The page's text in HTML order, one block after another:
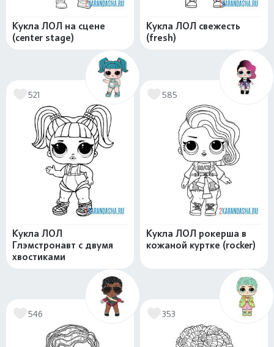
Кукла ЛОЛ на сцене
(center stage)
Кукла ЛОЛ свежесть
(fresh)
521
Кукла ЛОЛ
Глэмстронавт с двумя
хвостиками
585
Кукла ЛОЛ рокерша в
кожаной куртке (rocker)
546 353